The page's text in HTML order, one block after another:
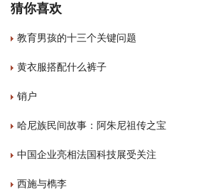
猜你喜欢
教育男孩的十三个关键问题
黄衣服搭配什么裤子
销户
哈尼族民间故事：阿朱尼祖传之宝
中国企业亮相法国科技展受关注
西施与檇李